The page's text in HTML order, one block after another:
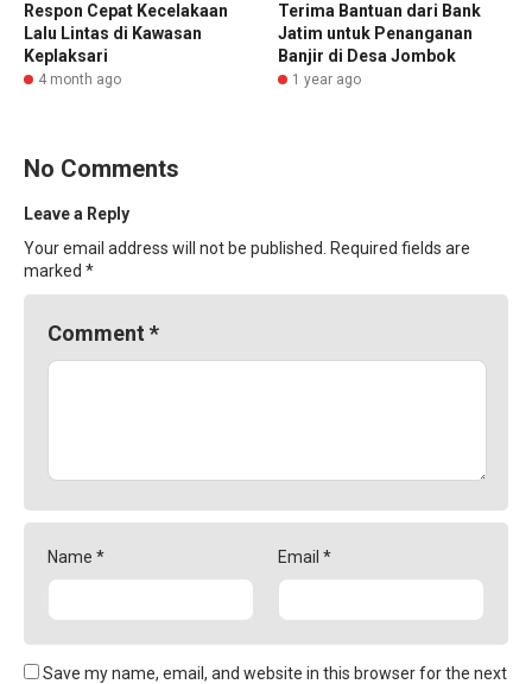
Respon Cepat Kecelakaan
Lalu Lintas di Kawasan
Keplaksari
4 month ago
Terima Bantuan dari Bank
Jatim untuk Penanganan
Banjir di Desa Jombok
1 year ago
No Comments
Leave a Reply
Your email address will not be published.
Required fields are
marked *
Comment *
Name * Email *
Save my name, email, and website in this browser for the next